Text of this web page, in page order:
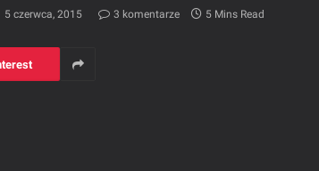
5 czerwca, 2015 3 komentarze 5 Mins Read